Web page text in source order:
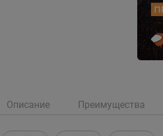
Описание Преимущества